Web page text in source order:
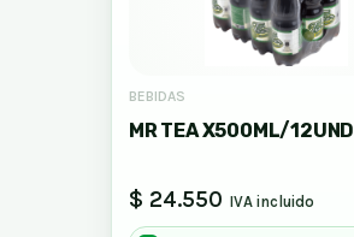
BEBIDAS
MR TEA X500ML/12UND
$ 24.550 IVA incluido